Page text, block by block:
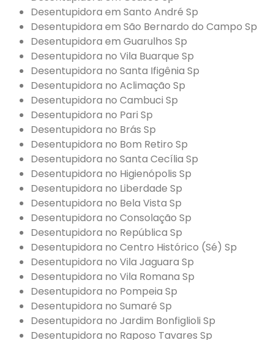
Desentupidora em Santo André Sp
Desentupidora em São Bernardo do Campo Sp
Desentupidora em Guarulhos Sp
Desentupidora no Vila Buarque Sp
Desentupidora no Santa Ifigênia Sp
Desentupidora no Aclimação Sp
Desentupidora no Cambuci Sp
Desentupidora no Pari Sp
Desentupidora no Brás Sp
Desentupidora no Bom Retiro Sp
Desentupidora no Santa Cecília Sp
Desentupidora no Higienópolis Sp
Desentupidora no Liberdade Sp
Desentupidora no Bela Vista Sp
Desentupidora no Consolação Sp
Desentupidora no República Sp
Desentupidora no Centro Histórico (Sé) Sp
Desentupidora no Vila Jaguara Sp
Desentupidora no Vila Romana Sp
Desentupidora no Pompeia Sp
Desentupidora no Sumaré Sp
Desentupidora no Jardim Bonfiglioli Sp
Desentupidora no Raposo Tavares Sp